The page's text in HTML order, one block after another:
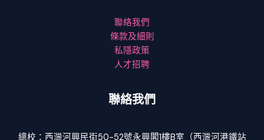
聯絡我們
條款及細則
私隱政策
人才招聘
聯絡我們
總校：西灣河興民街50-52號永興閣1樓B室（西灣河港鐵站